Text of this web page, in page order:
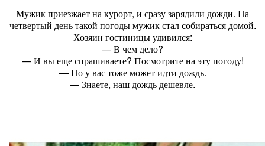
Мужик приезжает на курорт, и сразу зарядили дожди. На
четвертый день такой погоды мужик стал собираться домой.
Хозяин гостиницы удивился:
— В чем дело?
— И вы еще спрашиваете? Посмотрите на эту погоду!
— Но у вас тоже может идти дождь.
— Знаете, наш дождь дешевле.